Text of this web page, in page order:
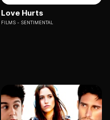
Love Hurts
FILMS SENTIMENTAL